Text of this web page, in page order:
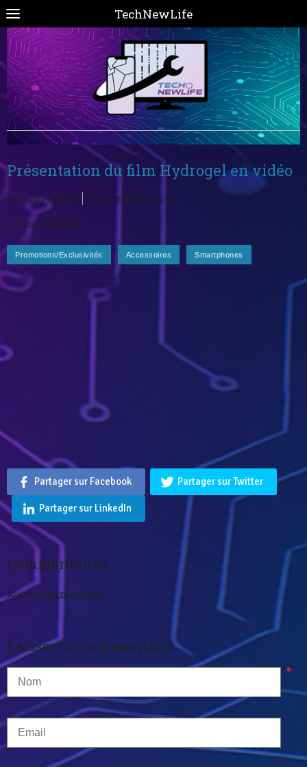
TechNewLife
Présentation du film Hydrogel en vidéo
6 Octobre 2020
Par TechNewLife
0 commentaire
Partager sur Facebook Partager sur Twitter
Partager sur LinkedIn
Commentaires
Aucun commentaire
Laisser un commentaire